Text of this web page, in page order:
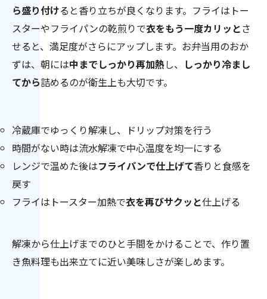
ら盛り付けると香り立ちが良くなります。フライはトー
スターやフライパンの乾煎りで衣をもう一度カリッとさ
せると、満足度がさらにアップします。お弁当用のおか
ずは、朝には中までしっかり再加熱し、 しっかり冷まし
てから詰めるのが衛生上も大切です。
冷蔵庫でゆっくり解凍し、ドリップ対策を行う
時間がない時は流水解凍で中心温度を均一にする
レンジで温めた後はフライパンで仕上げて香りと食感を
戻す
フライはトースター加熱で衣を再びサクッと仕上げる
解凍から仕上げまでのひと手間をかけることで、作り置
き魚料理も出来立てに近い美味しさが楽しめます。